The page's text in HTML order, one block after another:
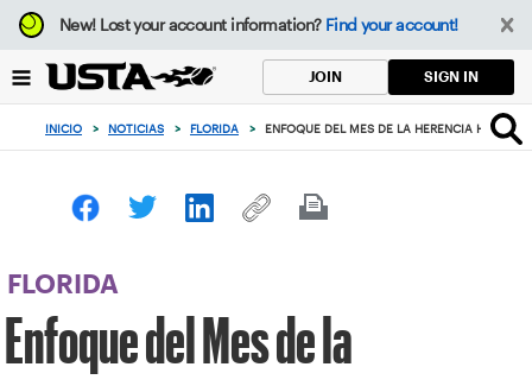
Enfoque
desde
botón
volver
principio
New!Lost your account information? Find your account!
JOIN SIGN IN
INICIO > NOTICIAS > FLORIDA > ENFOQUE DEL MES DE LA HERENCIA
FLORIDA
Enfoque del Mes de la